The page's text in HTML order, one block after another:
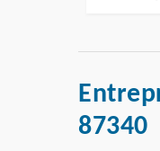
87340